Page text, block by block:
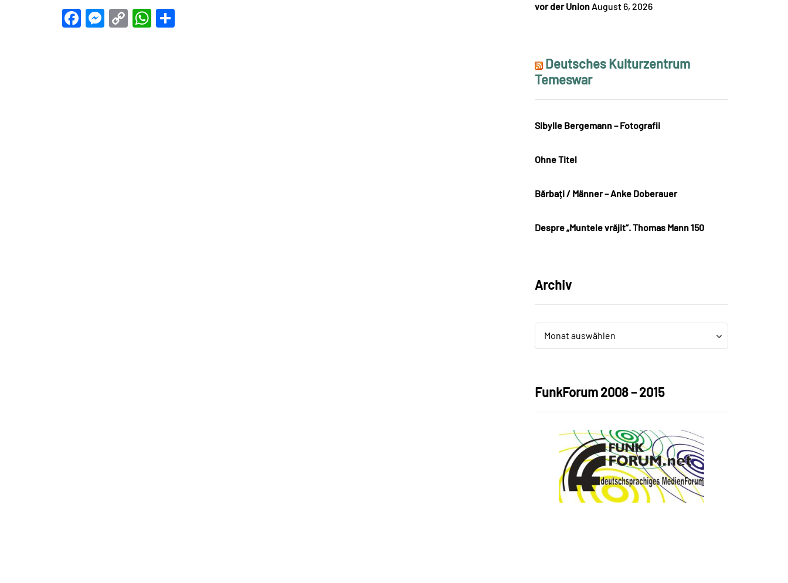
Facebook
Messenger
CopyWhatsApp
vor der Union August 6, 2026
Deutsches Kulturzentrum
Temeswar
Sibylle Bergemann – Fotografii
Ohne Titel
Bărbați / Männer – Anke Doberauer
Despre „Muntele vrăjit“. Thomas Mann 150
Archiv
Archiv
Monat auswählen
Archiv
FunkForum 2008 – 2015